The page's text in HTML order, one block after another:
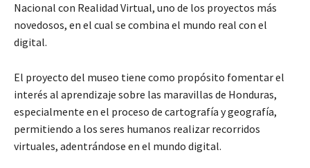
Nacional con Realidad Virtual, uno de los proyectos más
novedosos, en el cual se combina el mundo real con el
digital.
El proyecto del museo tiene como propósito fomentar el
interés al aprendizaje sobre las maravillas de Honduras,
especialmente en el proceso de cartografía y geografía,
permitiendo a los seres humanos realizar recorridos
virtuales, adentrándose en el mundo digital.